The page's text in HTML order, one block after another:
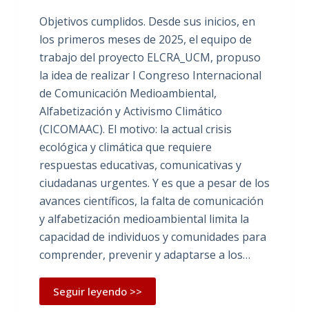
Objetivos cumplidos. Desde sus inicios, en
los primeros meses de 2025, el equipo de
trabajo del proyecto ELCRA_UCM, propuso
la idea de realizar I Congreso Internacional
de Comunicación Medioambiental,
Alfabetización y Activismo Climático
(CICOMAAC). El motivo: la actual crisis
ecológica y climática que requiere
respuestas educativas, comunicativas y
ciudadanas urgentes. Y es que a pesar de los
avances científicos, la falta de comunicación
y alfabetización medioambiental limita la
capacidad de individuos y comunidades para
comprender, prevenir y adaptarse a los…
Seguir leyendo >>